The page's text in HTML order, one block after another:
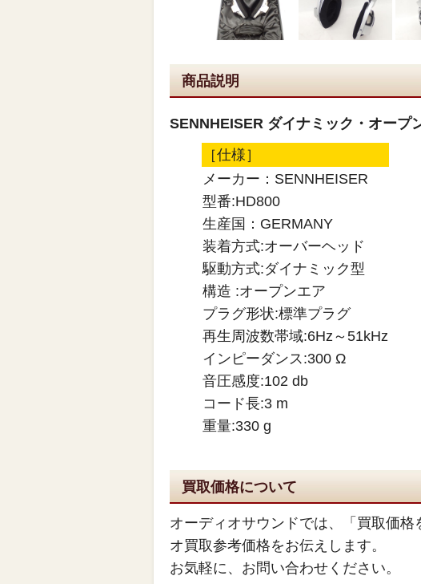
商品説明
SENNHEISER ダイナミック・オープ
［仕様］
メーカー：SENNHEISER
型番:HD800
生産国：GERMANY
装着方式:オーバーヘッド
駆動方式:ダイナミック型
構造 :オープンエア
プラグ形状:標準プラグ
再生周波数帯域:6Hz～51kHz
インピーダンス:300 Ω
音圧感度:102 db
コード長:3 m
重量:330 g
買取価格について
オーディオサウンドでは、「買取価
オ買取参考価格をお伝えします。
お気軽に、お問い合わせください。